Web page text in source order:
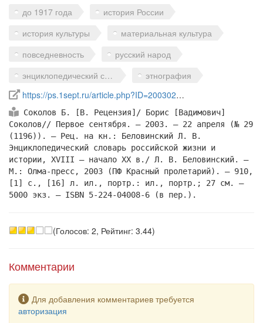
до 1917 года
история России
история культуры
материальная культура
повседневность
русский народ
энциклопедический словарь
этнография
Ссылка на источник в интернете
https://ps.1sept.ru/article.php?ID=200302903
Библиографическое
описание
ссылки
Соколов Б. [В. Рецензия]/ Борис [Вадимович]
Соколов// Первое сентября. — 2003. — 22 апреля (№ 29
(1196)). — Рец. на кн.: Беловинский Л. В.
Энциклопедический словарь российской жизни и
истории, XVIII — начало XX в./ Л. В. Беловинский. —
М.: Олма-пресс, 2003 (ПФ Красный пролетарий). — 910,
[1] с., [16] л. ил., портр.: ил., портр.; 27 см. —
5000 экз. — ISBN 5-224-04008-6 (в пер.).
(Голосов: 2, Рейтинг: 3.44)
Комментарии
Предупреждение
Для добавления комментариев требуется
авторизация